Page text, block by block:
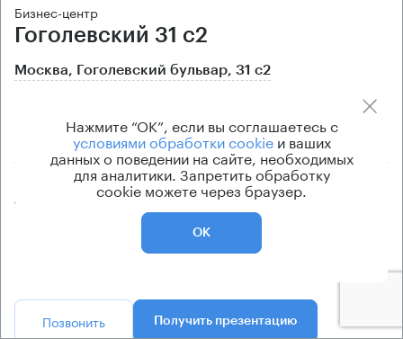
Бизнес-центр
Гоголевский 31 с2
Москва, Гоголевский бульвар, 31 с2
320 м → Большой Знаменский переулок
Арендуемые площади
187 — 278 кв.м
Ставка арендной платы
Особняк
Позвонить Получить презентацию
Нажмите “ОК”, если вы соглашаетесь с
условиями обработки cookieи ваших
данных о поведении на сайте, необходимых
для аналитики. Запретить обработку
cookie можете через браузер.
ОК